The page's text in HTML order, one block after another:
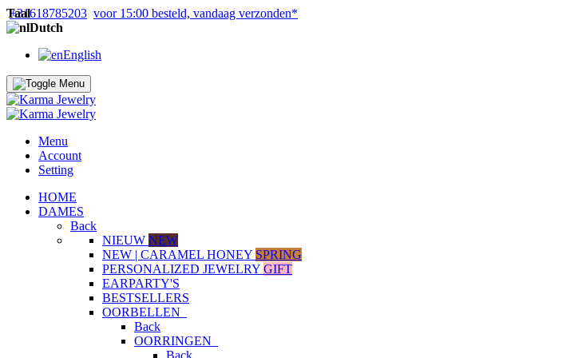
+31618785203 voor 15:00 besteld, vandaag verzonden*
Taal
Dutch
English
Menu
Account
Setting
HOME
DAMES
Back
NIEUW NEW
NEW | CARAMEL HONEY SPRING
PERSONALIZED JEWELRY GIFT
EARPARTY'S
BESTSELLERS
OORBELLEN
Back
OORRINGEN
Back